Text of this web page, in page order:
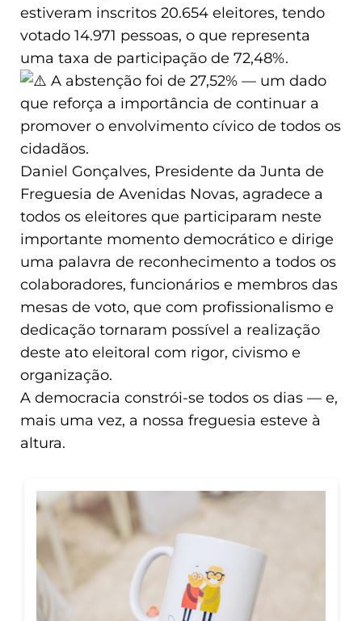
estiveram inscritos 20.654 eleitores, tendo
votado 14.971 pessoas, o que representa
uma taxa de participação de 72,48%.
A abstenção foi de 27,52% — um dado
que reforça a importância de continuar a
promover o envolvimento cívico de todos os
cidadãos.
Daniel Gonçalves, Presidente da Junta de
Freguesia de Avenidas Novas, agradece a
todos os eleitores que participaram neste
importante momento democrático e dirige
uma palavra de reconhecimento a todos os
colaboradores, funcionários e membros das
mesas de voto, que com profissionalismo e
dedicação tornaram possível a realização
deste ato eleitoral com rigor, civismo e
organização.
A democracia constrói-se todos os dias — e,
mais uma vez, a nossa freguesia esteve à
altura.